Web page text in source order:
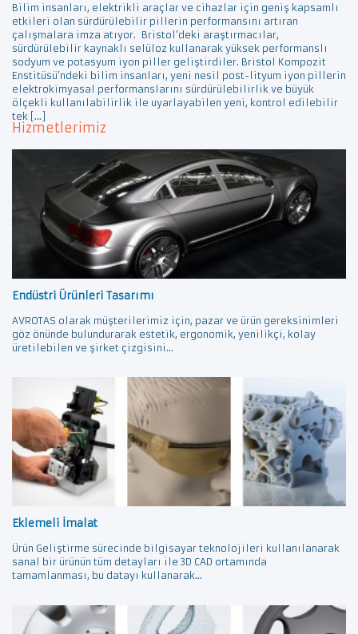
Bilim insanları, elektrikli araçlar ve cihazlar için geniş kapsamlı
etkileri olan sürdürülebilir pillerin performansını artıran
çalışmalara imza atıyor. Bristol’deki araştırmacılar,
sürdürülebilir kaynaklı selüloz kullanarak yüksek performanslı
sodyum ve potasyum iyon piller geliştirdiler. Bristol Kompozit
Enstitüsü’ndeki bilim insanları, yeni nesil post-lityum iyon pillerin
elektrokimyasal performanslarını sürdürülebilirlik ve büyük
ölçekli kullanılabilirlik ile uyarlayabilen yeni, kontrol edilebilir
tek […]
Hizmetlerimiz
Endüstri Ürünleri Tasarımı
AVROTAS olarak müşterilerimiz için, pazar ve ürün gereksinimleri
göz önünde bulundurarak estetik, ergonomik, yenilikçi, kolay
üretilebilen ve şirket çizgisini...
Eklemeli İmalat
Ürün Geliştirme sürecinde bilgisayar teknolojileri kullanılanarak
sanal bir ürünün tüm detayları ile 3D CAD ortamında
tamamlanması, bu datayı kullanarak...